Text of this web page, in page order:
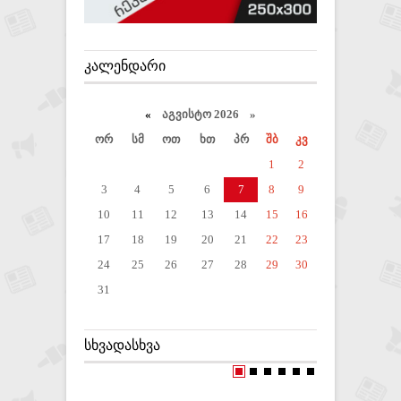
ᲙᲐᲚᲔᲜᲓᲐᲠᲘ
« აგვისტო 2026 »
ორ
სმ ოთ ხთ პრ შბ
კვ
1
2
3
4 5 6 7 8
9
10
11 12 13 14 15
16
17
18 19 20 21 22
23
24
25 26 27 28 29
30
31
ᲡᲮᲕᲐᲓᲐᲡᲮᲕᲐ